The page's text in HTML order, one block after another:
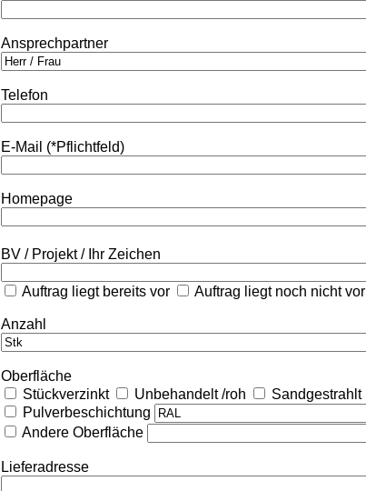
Ansprechpartner
Telefon
E-Mail (*Pflichtfeld)
Homepage
BV / Projekt / Ihr Zeichen
Auftrag liegt bereits vor Auftrag liegt noch nicht vor
Anzahl
Oberfläche
Stückverzinkt
Unbehandelt /roh
Sandgestrahlt
Pulverbeschichtung
Andere Oberfläche
Lieferadresse